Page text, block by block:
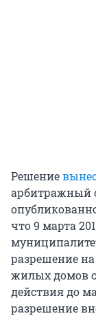
Решение
арбитражный
что 9 марта
разрешение
жилых домов
действия до
разрешение